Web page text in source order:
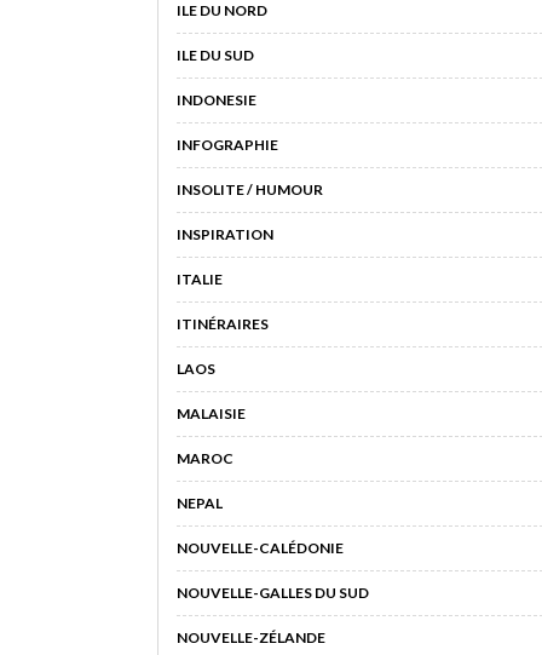
ILE DU NORD
ILE DU SUD
INDONESIE
INFOGRAPHIE
INSOLITE / HUMOUR
INSPIRATION
ITALIE
ITINÉRAIRES
LAOS
MALAISIE
MAROC
NEPAL
NOUVELLE-CALÉDONIE
NOUVELLE-GALLES DU SUD
NOUVELLE-ZÉLANDE